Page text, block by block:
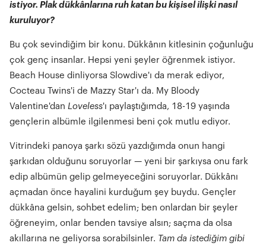
istiyor. Plak dükkânlarına ruh katan bu kişisel ilişki nasıl
kuruluyor?
Bu çok sevindiğim bir konu. Dükkânın kitlesinin çoğunluğu
çok genç insanlar. Hepsi yeni şeyler öğrenmek istiyor.
Beach House dinliyorsa Slowdive'ı da merak ediyor,
Cocteau Twins'i de Mazzy Star'ı da. My Bloody
Valentine'dan Loveless'ı paylaştığımda, 18-19 yaşında
gençlerin albümle ilgilenmesi beni çok mutlu ediyor.
Vitrindeki panoya şarkı sözü yazdığımda onun hangi
şarkıdan olduğunu soruyorlar — yeni bir şarkıysa onu fark
edip albümün gelip gelmeyeceğini soruyorlar. Dükkânı
açmadan önce hayalini kurduğum şey buydu. Gençler
dükkâna gelsin, sohbet edelim; ben onlardan bir şeyler
öğreneyim, onlar benden tavsiye alsın; saçma da olsa
akıllarına ne geliyorsa sorabilsinler. Tam da istediğim gibi